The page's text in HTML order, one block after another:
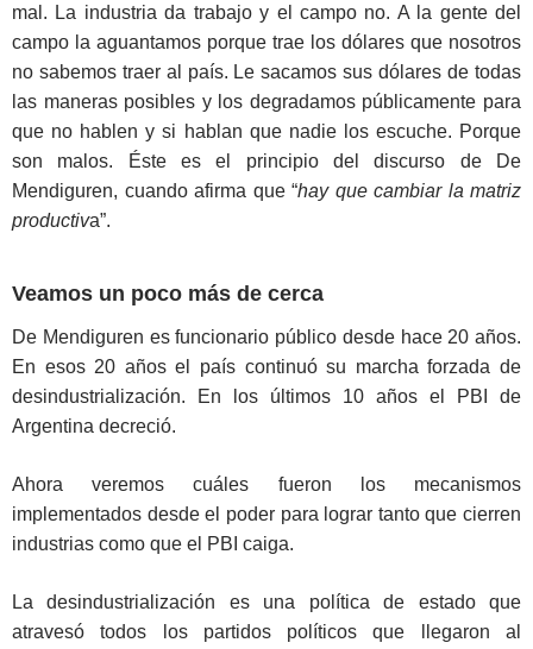
mal. La industria da trabajo y el campo no. A la gente del
campo la aguantamos porque trae los dólares que nosotros
no sabemos traer al país. Le sacamos sus dólares de todas
las maneras posibles y los degradamos públicamente para
que no hablen y si hablan que nadie los escuche. Porque
son malos. Éste es el principio del discurso de De
Mendiguren, cuando afirma que “hay que cambiar la matriz
productiva”.
Veamos un poco más de cerca
De Mendiguren es funcionario público desde hace 20 años.
En esos 20 años el país continuó su marcha forzada de
desindustrialización. En los últimos 10 años el PBI de
Argentina decreció.
Ahora veremos cuáles fueron los mecanismos
implementados desde el poder para lograr tanto que cierren
industrias como que el PBI caiga.
La desindustrialización es una política de estado que
atravesó todos los partidos políticos que llegaron al